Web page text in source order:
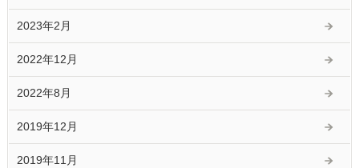
2023年2月
2022年12月
2022年8月
2019年12月
2019年11月